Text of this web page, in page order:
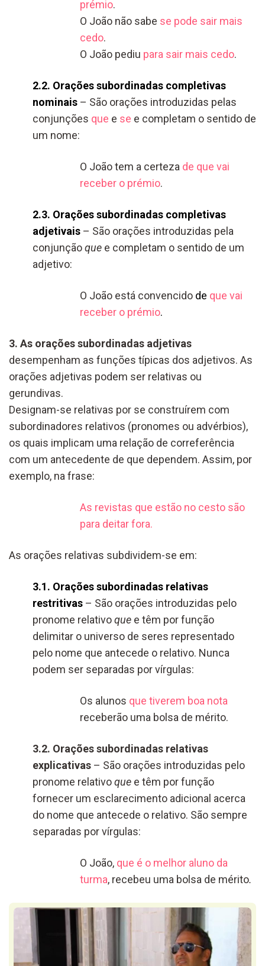
prémio.
O João não sabe se pode sair mais
cedo.
O João pediu para sair mais cedo.
2.2. Orações subordinadas completivas
nominais – São orações introduzidas pelas
conjunções que e se e completam o sentido de
um nome:
O João tem a certeza de que vai
receber o prémio.
2.3. Orações subordinadas completivas
adjetivais – São orações introduzidas pela
conjunçãoque e completam o sentido de um
adjetivo:
O João está convencido de que vai
receber o prémio.
3. As orações subordinadas adjetivas
desempenham as funções típicas dos adjetivos. As
orações adjetivas podem ser relativas ou
gerundivas.
Designam-se relativas por se construírem com
subordinadores relativos (pronomes ou advérbios),
os quais implicam uma relação de correferência
com um antecedente de que dependem. Assim, por
exemplo, na frase:
As revistas que estão no cesto são
para deitar fora.
As orações relativas subdividem-se em:
3.1. Orações subordinadas relativas
restritivas – São orações introduzidas pelo
pronome relativoque e têm por função
delimitar o universo de seres representado
pelo nome que antecede o relativo. Nunca
podem ser separadas por vírgulas:
Os alunos que tiverem boa nota
receberão uma bolsa de mérito.
3.2. Orações subordinadas relativas
explicativas – São orações introduzidas pelo
pronome relativoque e têm por função
fornecer um esclarecimento adicional acerca
do nome que antecede o relativo. São sempre
separadas por vírgulas:
O João, que é o melhor aluno da
turma, recebeu uma bolsa de mérito.